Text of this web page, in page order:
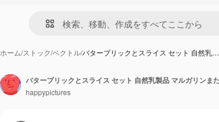
ホーム/ストック/ベクトル/バターブリックとスライス セット 自然乳…
happypictures